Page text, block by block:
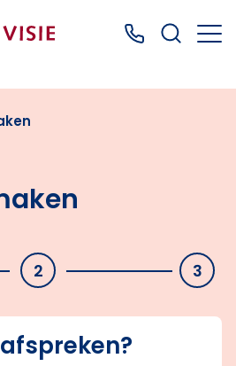
Bel ons: 0499
2 3
afspreken?